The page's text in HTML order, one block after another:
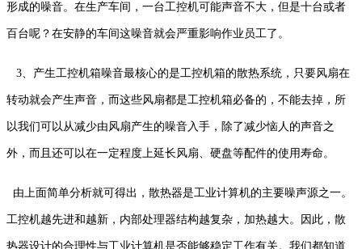
形成的噪音。在生产车间，一台工控机可能声音不大，但是十台或者
百台呢？在安静的车间这噪音就会严重影响作业员工了。
3、产生工控机箱噪音最核心的是工控机箱的散热系统，只要风扇在
转动就会产生声音，而这些风扇都是工控机箱必备的，不能去掉，所
以我们可以从减少由风扇产生的噪音入手，除了减少恼人的声音之
外，而且还可以在一定程度上延长风扇、硬盘等配件的使用寿命。
由上面简单分析就可得出，散热器是工业计算机的主要噪声源之一。
工控机越先进和越新，内部处理器结构越复杂，加热越大。因此，散
热器设计的合理性与工业计算机是否能够稳定工作有关。我们都知道